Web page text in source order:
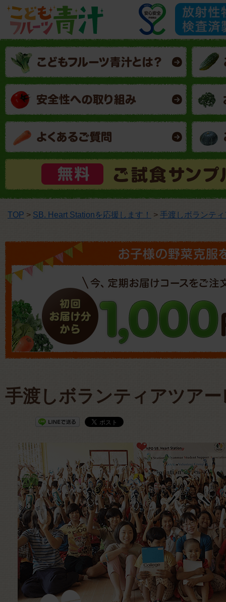
TOP > SB. Heart Stationを応援します！ > 手渡しボランテ
手渡しボランティアツア